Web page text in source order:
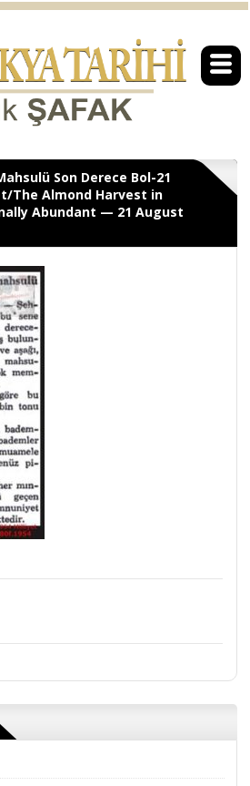
Son Derece Bol-21
The Almond Harvest in
Abundant — 21 August